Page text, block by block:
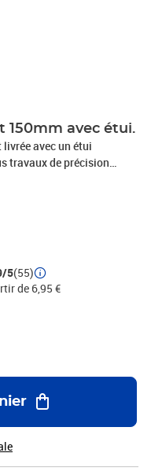
150mm avec étui.
avec un étui
travaux de précision
5(55)
de 6,95 €